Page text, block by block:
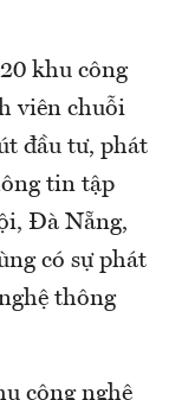
khu công
viên chuỗi
đầu tư, phát
tin tập
Đà Nẵng,
có sự phát
thông
công nghệ